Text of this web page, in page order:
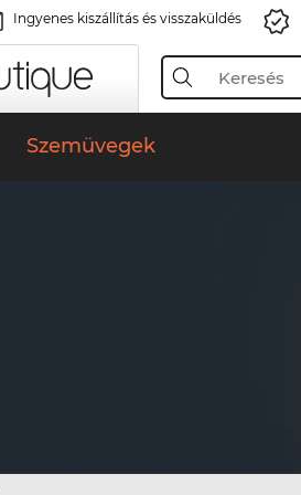
Ingyenes kiszállítás és visszaküldés
Szemüvegek